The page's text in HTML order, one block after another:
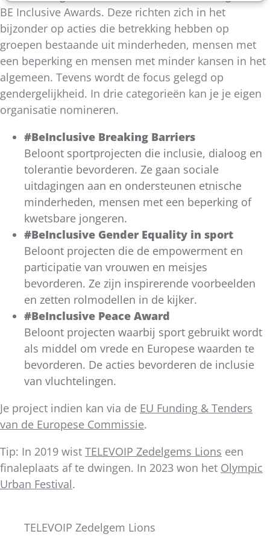
BE Inclusive Awards. Deze richten zich in het
bijzonder op acties die betrekking hebben op
groepen bestaande uit minderheden, mensen met
een beperking en mensen met minder kansen in het
algemeen. Tevens wordt de focus gelegd op
gendergelijkheid. In drie categorieën kan je je eigen
organisatie nomineren.
#BeInclusive Breaking Barriers
Beloont sportprojecten die inclusie, dialoog en
tolerantie bevorderen. Ze gaan sociale
uitdagingen aan en ondersteunen etnische
minderheden, mensen met een beperking of
kwetsbare jongeren.
#BeInclusive Gender Equality in sport
Beloont projecten die de empowerment en
participatie van vrouwen en meisjes
bevorderen. Ze zijn inspirerende voorbeelden
en zetten rolmodellen in de kijker.
#BeInclusive Peace Award
Beloont projecten waarbij sport gebruikt wordt
als middel om vrede en Europese waarden te
bevorderen. De acties bevorderen de inclusie
van vluchtelingen.
Je project indien kan via de EU Funding & Tenders
van de Europese Commissie.
Tip: In 2019 wist TELEVOIP Zedelgems Lions een
finaleplaats af te dwingen. In 2023 won het Olympic
Urban Festival.
TELEVOIP Zedelgem Lions